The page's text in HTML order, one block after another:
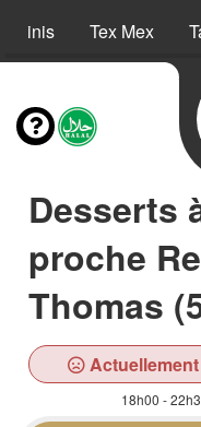
Tex Mex
Desserts
proche
Thomas
Actuellement
18h00 -